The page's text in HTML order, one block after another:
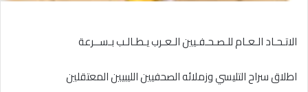
الاتـحـاد الـعـام للـصـحـفـيين الـعـرب يـطـالـب بـســرعة
اطلاق سراح التليسي وزملائه الصحفيين الليبيين المعتقلين